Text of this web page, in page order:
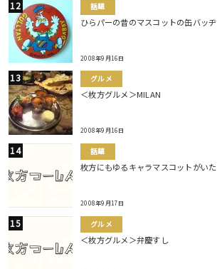
話題
ひらパーの昔のマスコットの缶バッヂ
2008年9月16日
グルメ
＜枚方グルメ＞MILAN
2008年9月16日
話題
枚方にもゆるキャラマスコットがいた
2008年9月17日
グルメ
＜枚方グルメ＞弁慶すし